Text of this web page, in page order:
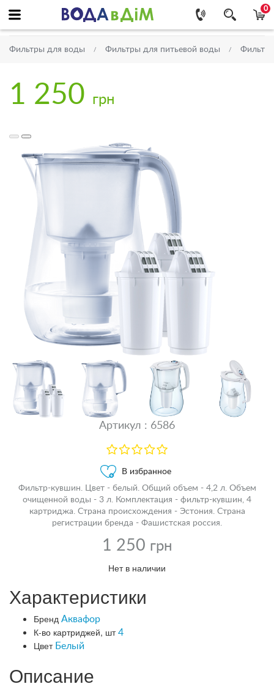
0
Фильтры для воды Фильтры для питьевой воды
1 250 грн
Артикул : 6586
В избранное
Фильтр-кувшин. Цвет - белый. Общий объем - 4,2 л. Объем
очищенной воды - 3 л. Комплектация - фильтр-кувшин, 4
картриджа. Страна происхождения - Эстония. Страна
регистрации бренда - Фашистская россия.
1 250 грн
Нет в наличии
Характеристики
Бренд Аквафор
К-во картриджей, шт 4
Цвет Белый
Описание